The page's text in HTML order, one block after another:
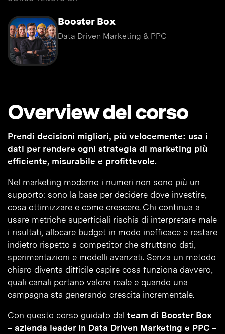
Booster Box
Data Driven Marketing & PPC
Overview del corso
Prendi decisioni migliori, più velocemente: usa i
dati per rendere ogni strategia di marketing più
efficiente, misurabile e profittevole.
Nel marketing moderno i numeri non sono più un
supporto: sono la base per decidere dove investire,
cosa ottimizzare e come crescere. Chi continua a
usare metriche superficiali rischia di interpretare male
i risultati, allocare budget in modo inefficace e restare
indietro rispetto a competitor che sfruttano dati,
sperimentazioni e modelli avanzati. Senza un metodo
chiaro diventa difficile capire cosa funziona davvero,
quali canali portano valore reale e quando una
campagna sta generando crescita incrementale.
Con questo corso guidato dal team di Booster Box
– azienda leader in Data Driven Marketing e PPC –